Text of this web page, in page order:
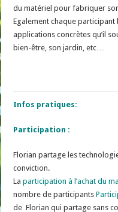
du matériel pour fabriquer
Egalement chaque participant
applications concrètes qu’il
bien-être, son jardin, etc…
Infos pratiques:
Participation :
Florian partage les
conviction.
Laparticipation à l’achat du
nombre de participants
de Florian qui partage sans